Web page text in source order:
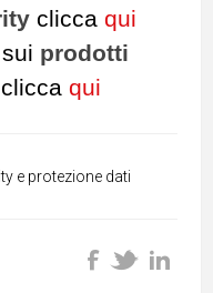
clicca qui
prodotti
clicca qui
e protezione dati